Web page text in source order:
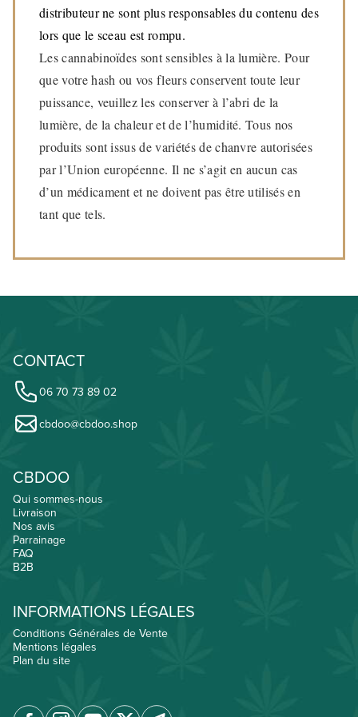
distributeur ne sont plus responsables du contenu des
lors que le sceau est rompu.
Les cannabinoïdes sont sensibles à la lumière. Pour
que votre hash ou vos fleurs conservent toute leur
puissance, veuillez les conserver à l’abri de la
lumière, de la chaleur et de l’humidité. Tous nos
produits sont issus de variétés de chanvre autorisées
par l’Union européenne. Il ne s’agit en aucun cas
d’un médicament et ne doivent pas être utilisés en
tant que tels.
CONTACT
06 70 73 89 02
cbdoo@cbdoo.shop
CBDOO
Qui sommes-nous
Livraison
Nos avis
Parrainage
FAQ
B2B
INFORMATIONS LÉGALES
Conditions Générales de Vente
Mentions légales
Plan du site